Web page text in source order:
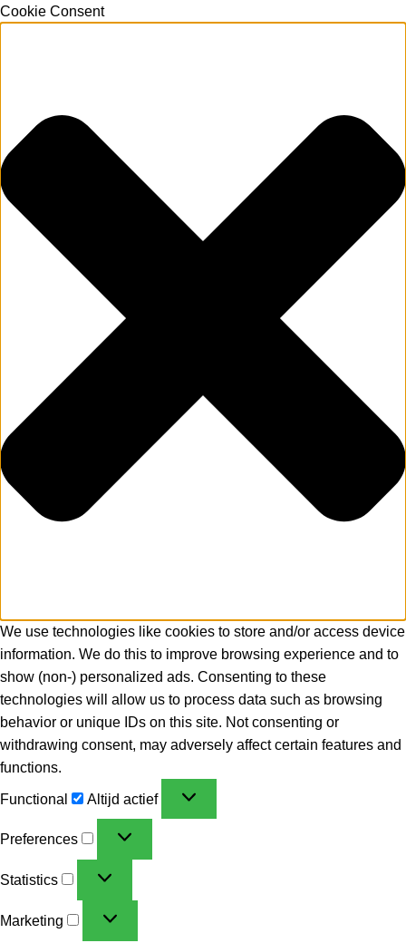
Cookie Consent
We use technologies like cookies to store and/or access device
information. We do this to improve browsing experience and to
show (non-) personalized ads. Consenting to these
technologies will allow us to process data such as browsing
behavior or unique IDs on this site. Not consenting or
withdrawing consent, may adversely affect certain features and
functions.
Functional Altijd actief
Preferences
Statistics
Marketing